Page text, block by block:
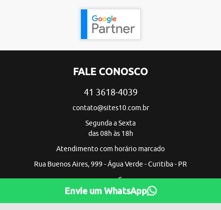
FALE CONOSCO
41 3618-4039
contato@sites10.com.br
Segunda a Sexta
das 08h às 18h
Atendimento com horário marcado
Rua Buenos Aires, 999 - Água Verde - Curitiba - PR
Envie um WhatsApp